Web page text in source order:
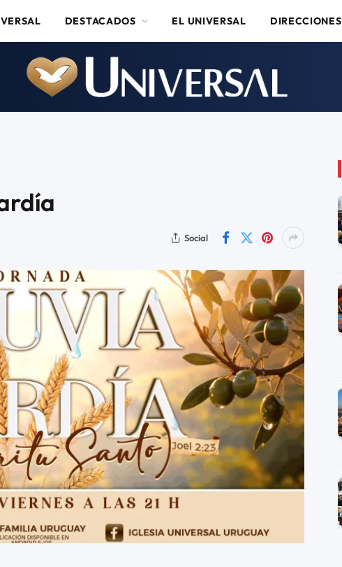
DESTACADOS EL UNIVERSAL DIRECCIONES
Social